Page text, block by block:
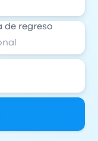
de regreso